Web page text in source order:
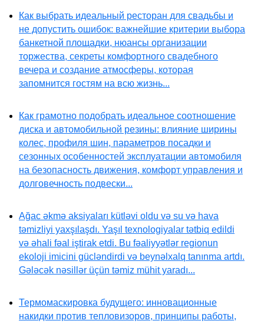
Как выбрать идеальный ресторан для свадьбы и
не допустить ошибок: важнейшие критерии выбора
банкетной площадки, нюансы организации
торжества, секреты комфортного свадебного
вечера и создание атмосферы, которая
запомнится гостям на всю жизнь...
Как грамотно подобрать идеальное соотношение
диска и автомобильной резины: влияние ширины
колес, профиля шин, параметров посадки и
сезонных особенностей эксплуатации автомобиля
на безопасность движения, комфорт управления и
долговечность подвески...
Ağac əkmə aksiyaları kütləvi oldu və su və hava
təmizliyi yaxşılaşdı. Yaşıl texnologiyalar tətbiq edildi
və əhali fəal iştirak etdi. Bu fəaliyyətlər regionun
ekoloji imicini gücləndirdi və beynəlxalq tanınma artdı.
Gələcək nəsillər üçün təmiz mühit yaradı...
Термомаскировка будущего: инновационные
накидки против тепловизоров, принципы работы,